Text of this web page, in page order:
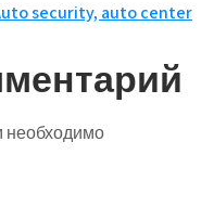
security, auto center
необходимо